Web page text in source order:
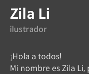
Zila Li
ilustrador
¡Hola a todos!
Mi nombre es Zila